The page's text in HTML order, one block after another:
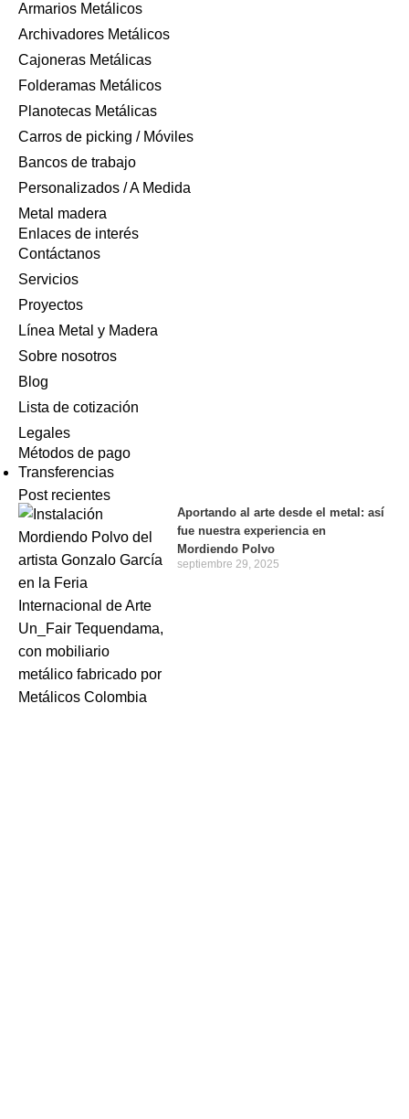
Armarios Metálicos
Archivadores Metálicos
Cajoneras Metálicas
Folderamas Metálicos
Planotecas Metálicas
Carros de picking / Móviles
Bancos de trabajo
Personalizados / A Medida
Metal madera
Enlaces de interés
Contáctanos
Servicios
Proyectos
Línea Metal y Madera
Sobre nosotros
Blog
Lista de cotización
Legales
Métodos de pago
Transferencias
Post recientes
Aportando al arte desde el metal: así
fue nuestra experiencia en
Mordiendo Polvo
septiembre 29, 2025